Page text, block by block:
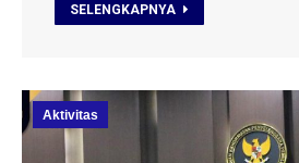
SELENGKAPNYA
Aktivitas